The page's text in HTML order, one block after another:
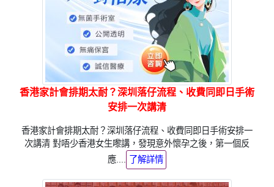
香港家計會排期太耐？深圳落仔流程、收費同即日手術
安排一次講清
香港家計會排期太耐？深圳落仔流程、收費同即日手術安排一
次講清 對唔少香港女生嚟講，發現意外懷孕之後，第一個反
應....
了解詳情